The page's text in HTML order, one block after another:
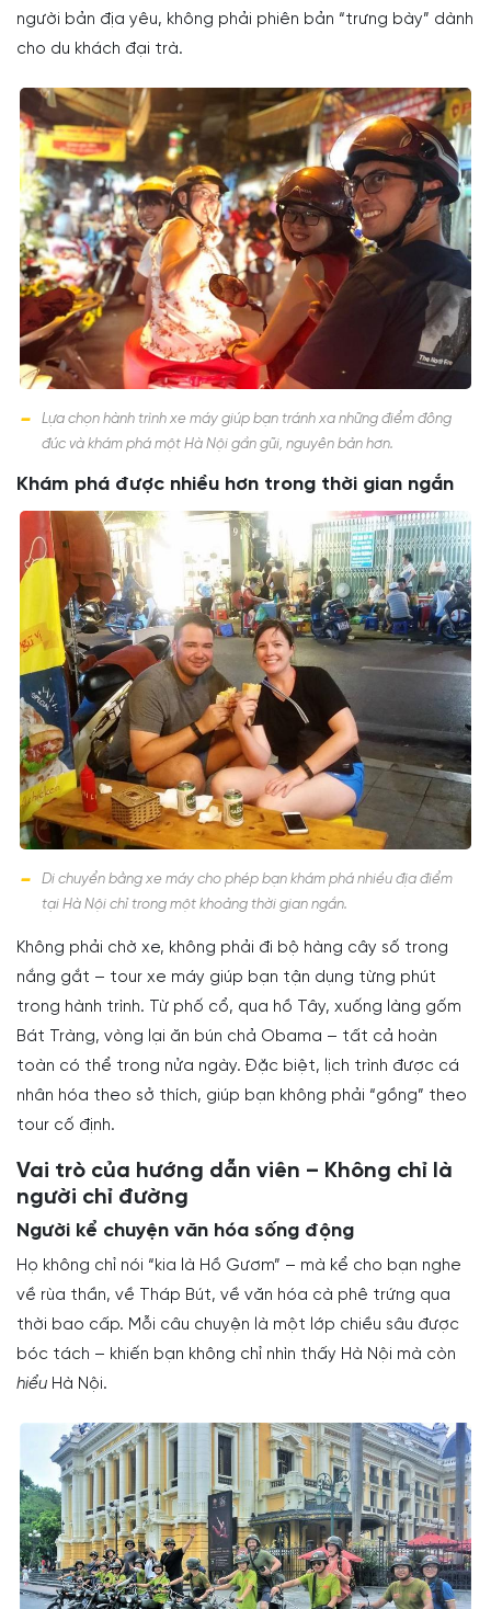
người bản địa yêu, không phải phiên bản “trưng bày” dành
cho du khách đại trà.
Lựa chọn hành trình xe máy giúp bạn tránh xa những điểm đông
đúc và khám phá một Hà Nội gần gũi, nguyên bản hơn.
Khám phá được nhiều hơn trong thời gian ngắn
Di chuyển bằng xe máy cho phép bạn khám phá nhiều địa điểm
tại Hà Nội chỉ trong một khoảng thời gian ngắn.
Không phải chờ xe, không phải đi bộ hàng cây số trong
nắng gắt – tour xe máy giúp bạn tận dụng từng phút
trong hành trình. Từ phố cổ, qua hồ Tây, xuống làng gốm
Bát Tràng, vòng lại ăn bún chả Obama – tất cả hoàn
toàn có thể trong nửa ngày. Đặc biệt, lịch trình được cá
nhân hóa theo sở thích, giúp bạn không phải “gồng” theo
tour cố định.
Vai trò của hướng dẫn viên – Không chỉ là
người chỉ đường
Người kể chuyện văn hóa sống động
Họ không chỉ nói “kia là Hồ Gươm” – mà kể cho bạn nghe
về rùa thần, về Tháp Bút, về văn hóa cà phê trứng qua
thời bao cấp. Mỗi câu chuyện là một lớp chiều sâu được
bóc tách – khiến bạn không chỉ nhìn thấy Hà Nội mà còn
hiểu Hà Nội.